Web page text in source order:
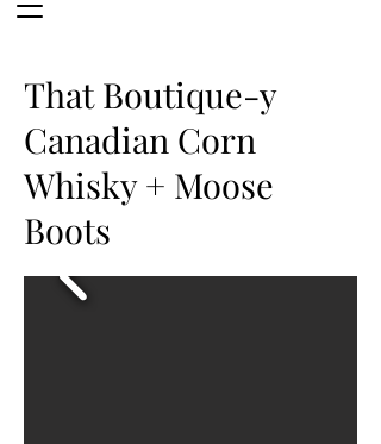
That Boutique-y
Canadian Corn
Whisky + Moose
Boots